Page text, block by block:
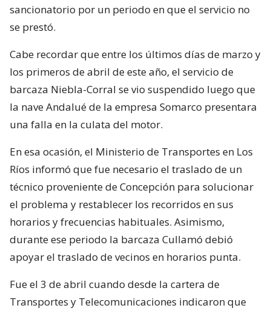
sancionatorio por un periodo en que el servicio no
se prestó.
Cabe recordar que entre los últimos días de marzo y
los primeros de abril de este año, el servicio de
barcaza Niebla-Corral se vio suspendido luego que
la nave Andalué de la empresa Somarco presentara
una falla en la culata del motor.
En esa ocasión, el Ministerio de Transportes en Los
Ríos informó que fue necesario el traslado de un
técnico proveniente de Concepción para solucionar
el problema y restablecer los recorridos en sus
horarios y frecuencias habituales. Asimismo,
durante ese periodo la barcaza Cullamó debió
apoyar el traslado de vecinos en horarios punta.
Fue el 3 de abril cuando desde la cartera de
Transportes y Telecomunicaciones indicaron que